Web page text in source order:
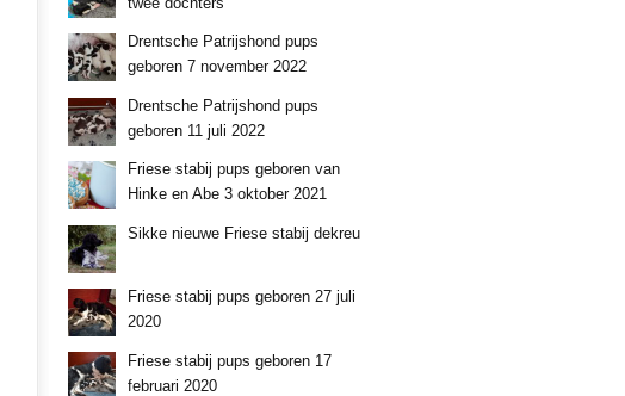
Drentsche Patrijshond pups
geboren 7 november 2022
Drentsche Patrijshond pups
geboren 11 juli 2022
Friese stabij pups geboren van
Hinke en Abe 3 oktober 2021
Sikke nieuwe Friese stabij dekreu
Friese stabij pups geboren 27 juli
2020
Friese stabij pups geboren 17
februari 2020